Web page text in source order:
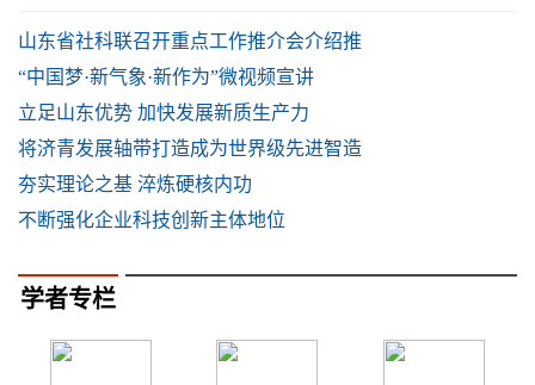
山东省社科联召开重点工作推介会介绍推
“中国梦·新气象·新作为”微视频宣讲
立足山东优势 加快发展新质生产力
将济青发展轴带打造成为世界级先进智造
夯实理论之基 淬炼硬核内功
不断强化企业科技创新主体地位
学者专栏